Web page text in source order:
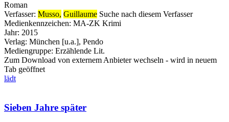
Roman
Verfasser: Musso, Guillaume Suche nach diesem Verfasser
Medienkennzeichen: MA-ZK Krimi
Jahr: 2015
Verlag: München [u.a.], Pendo
Mediengruppe: Erzählende Lit.
Zum Download von externem Anbieter wechseln - wird in neuem
Tab geöffnet
lädt
Sieben Jahre später